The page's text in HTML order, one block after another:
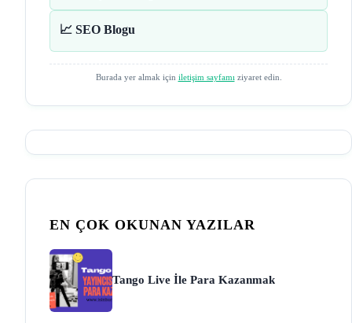
📈 SEO Blogu
Burada yer almak için iletişim sayfamı ziyaret edin.
EN ÇOK OKUNAN YAZILAR
Tango Live İle Para Kazanmak